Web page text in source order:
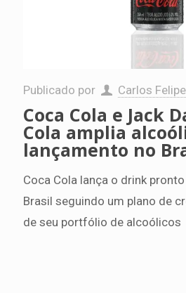
Publicado por Carlos
Coca Cola e Jack
Cola amplia
lançamento no
Coca Cola lança o drink
Brasil seguindo um plano de
de seu portfólio de alcoólicos